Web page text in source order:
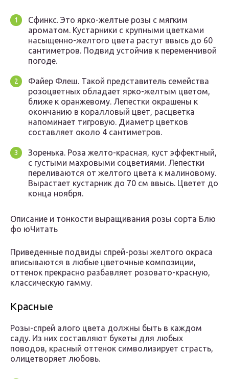
Сфинкс. Это ярко-желтые розы с мягким
ароматом. Кустарники с крупными цветками
насыщенно-желтого цвета растут ввысь до 60
сантиметров. Подвид устойчив к переменчивой
погоде.
Файер Флеш. Такой представитель семейства
розоцветных обладает ярко-желтым цветом,
ближе к оранжевому. Лепестки окрашены к
окончанию в коралловый цвет, расцветка
напоминает тигровую. Диаметр цветков
составляет около 4 сантиметров.
Зоренька. Роза желто-красная, куст эффектный,
с густыми махровыми соцветиями. Лепестки
переливаются от желтого цвета к малиновому.
Вырастает кустарник до 70 см ввысь. Цветет до
конца ноября.
Описание и тонкости выращивания розы сорта Блю
фо юЧитать
Приведенные подвиды спрей-розы желтого окраса
вписываются в любые цветочные композиции,
оттенок прекрасно разбавляет розовато-красную,
классическую гамму.
Красные
Розы-спрей алого цвета должны быть в каждом
саду. Из них составляют букеты для любых
поводов, красный оттенок символизирует страсть,
олицетворяет любовь.